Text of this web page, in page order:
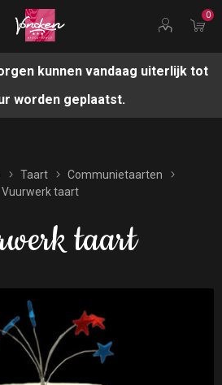
0
kunnen vandaag uiterlijk tot
worden geplaatst.
Taart
Communietaarten
Vuurwerk taart
taart